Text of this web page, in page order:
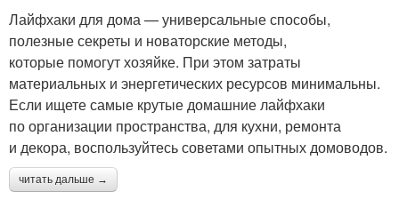
Лайфхаки для дома — универсальные способы,
полезные секреты и новаторские методы,
которые помогут хозяйке. При этом затраты
материальных и энергетических ресурсов минимальны.
Если ищете самые крутые домашние лайфхаки
по организации пространства, для кухни, ремонта
и декора, воспользуйтесь советами опытных домоводов.
читать дальше →